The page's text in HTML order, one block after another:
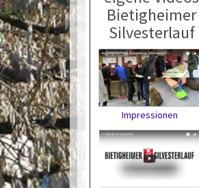
Bietigheimer
Silvesterlauf
Impressionen